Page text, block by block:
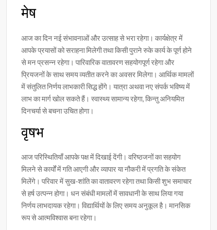
मेष
आज का दिन नई संभावनाओं और उत्साह से भरा रहेगा। कार्यक्षेत्र में
आपके प्रयासों को सराहना मिलेगी तथा किसी पुराने रुके कार्य के पूर्ण होने
से मन प्रसन्न रहेगा। पारिवारिक वातावरण सहयोगपूर्ण रहेगा और
प्रियजनों के साथ समय व्यतीत करने का अवसर मिलेगा। आर्थिक मामलों
में संतुलित निर्णय लाभकारी सिद्ध होंगे। यात्रा अथवा नए संपर्क भविष्य में
लाभ का मार्ग खोल सकते हैं। स्वास्थ्य सामान्य रहेगा, किन्तु अनियमित
दिनचर्या से बचना उचित होगा।
वृषभ
आज परिस्थितियाँ आपके पक्ष में दिखाई देंगी। वरिष्ठजनों का सहयोग
मिलने से कार्यों में गति आएगी और व्यापार या नौकरी में प्रगति के संकेत
मिलेंगे। परिवार में सुख-शांति का वातावरण रहेगा तथा किसी शुभ समाचार
से हर्ष उत्पन्न होगा। धन संबंधी मामलों में सावधानी के साथ लिया गया
निर्णय लाभदायक रहेगा। विद्यार्थियों के लिए समय अनुकूल है। मानसिक
रूप से आत्मविश्वास बना रहेगा।